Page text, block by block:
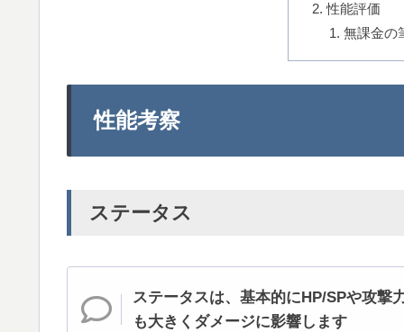
性能評価
無課金の
性能考察
ステータス
ステータスは、基本的にHP/SPや攻撃
も大きくダメージに影響します